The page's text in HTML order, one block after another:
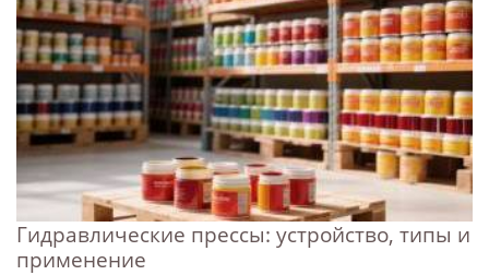
Гидравлические прессы: устройство, типы и
применение